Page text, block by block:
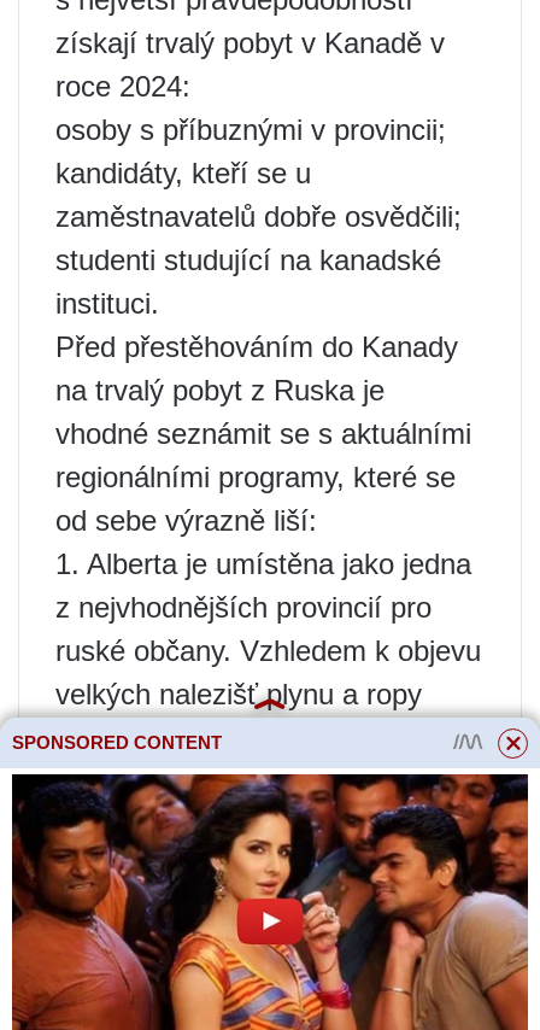
získají trvalý pobyt v Kanadě v
roce 2024:
osoby s příbuznými v provincii;
kandidáty, kteří se u
zaměstnavatelů dobře osvědčili;
studenti studující na kanadské
instituci.
Před přestěhováním do Kanady
na trvalý pobyt z Ruska je
vhodné seznámit se s aktuálními
regionálními programy, které se
od sebe výrazně liší:
1. Alberta je umístěna jako jedna
z nejvhodnějších provincií pro
ruské občany. Vzhledem k objevu
velkých nalezišť plynu a ropy
potřebuje region zaměstnance
specializované na rozvoj nerostů
a rafinaci ropy.
2. Cizinci, kteří se stěhují do
Quebecu, by si měli uvědomit, že
nebudou moci využívat vládní
programy. Regionální imigrační
SPONSORED CONTENT